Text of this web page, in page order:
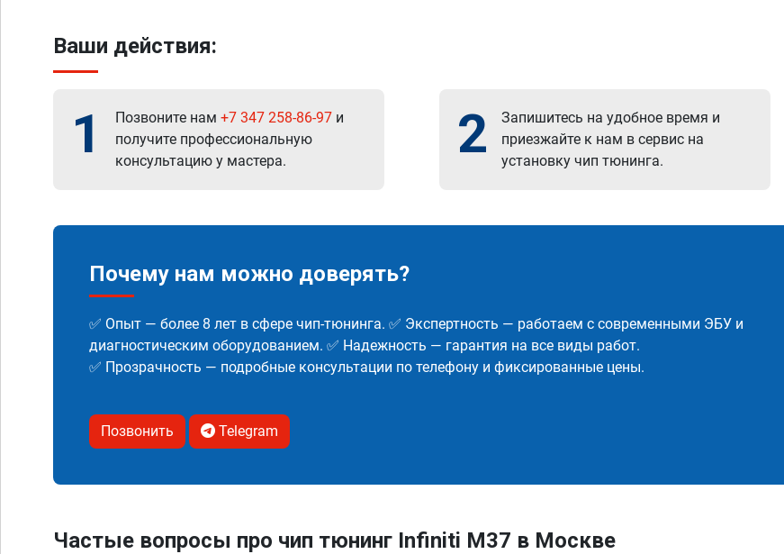
Ваши действия:
1 Позвоните нам +7 347 258-86-97 и
получите профессиональную
консультацию у мастера.
2
Запишитесь на удобное время и
приезжайте к нам в сервис на
установку чип тюнинга.
Почему нам можно доверять?
✅ Опыт — более 8 лет в сфере чип-тюнинга. ✅ Экспертность — работаем с современными ЭБУ и
диагностическим оборудованием. ✅ Надежность — гарантия на все виды работ.
✅ Прозрачность — подробные консультации по телефону и фиксированные цены.
Позвонить Telegram
Частые вопросы про чип тюнинг Infiniti M37 в Москве